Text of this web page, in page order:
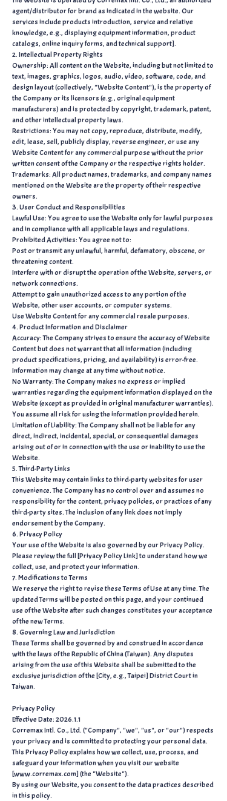
agent/distributor for brand as indicated in the website. Our
services include products introduction, service and relative
knowledge, e.g., displaying equipment information, product
catalogs, online inquiry forms, and technical support].
2. Intellectual Property Rights
Ownership: All content on the Website, including but not limited to
text, images, graphics, logos, audio, video, software, code, and
design layout (collectively, "Website Content"), is the property of
the Company or its licensors (e.g., original equipment
manufacturers) and is protected by copyright, trademark, patent,
and other intellectual property laws.
Restrictions: You may not copy, reproduce, distribute, modify,
edit, lease, sell, publicly display, reverse engineer, or use any
Website Content for any commercial purpose without the prior
written consent of the Company or the respective rights holder.
Trademarks: All product names, trademarks, and company names
mentioned on the Website are the property of their respective
owners.
3. User Conduct and Responsibilities
Lawful Use: You agree to use the Website only for lawful purposes
and in compliance with all applicable laws and regulations.
Prohibited Activities: You agree not to:
Post or transmit any unlawful, harmful, defamatory, obscene, or
threatening content.
Interfere with or disrupt the operation of the Website, servers, or
network connections.
Attempt to gain unauthorized access to any portion of the
Website, other user accounts, or computer systems.
Use Website Content for any commercial resale purposes.
4. Product Information and Disclaimer
Accuracy: The Company strives to ensure the accuracy of Website
Content but does not warrant that all information (including
product specifications, pricing, and availability) is error-free.
Information may change at any time without notice.
No Warranty: The Company makes no express or implied
warranties regarding the equipment information displayed on the
Website (except as provided in original manufacturer warranties).
You assume all risk for using the information provided herein.
Limitation of Liability: The Company shall not be liable for any
direct, indirect, incidental, special, or consequential damages
arising out of or in connection with the use or inability to use the
Website.
5. Third-Party Links
This Website may contain links to third-party websites for user
convenience. The Company has no control over and assumes no
responsibility for the content, privacy policies, or practices of any
third-party sites. The inclusion of any link does not imply
endorsement by the Company.
6. Privacy Policy
Your use of the Website is also governed by our Privacy Policy.
Please review the full [Privacy Policy Link] to understand how we
collect, use, and protect your information.
7. Modifications to Terms
We reserve the right to revise these Terms of Use at any time. The
updated Terms will be posted on this page, and your continued
use of the Website after such changes constitutes your acceptance
of the new Terms.
8. Governing Law and Jurisdiction
These Terms shall be governed by and construed in accordance
with the laws of the Republic of China (Taiwan). Any disputes
arising from the use of this Website shall be submitted to the
exclusive jurisdiction of the [City, e.g., Taipei] District Court in
Taiwan.
Privacy Policy
Effective Date: 2026.1.1
Corremax Intl. Co., Ltd. ("Company", "we", "us", or "our") respects
your privacy and is committed to protecting your personal data.
This Privacy Policy explains how we collect, use, process, and
safeguard your information when you visit our website
[www.corremax.com] (the "Website").
By using our Website, you consent to the data practices described
in this policy.